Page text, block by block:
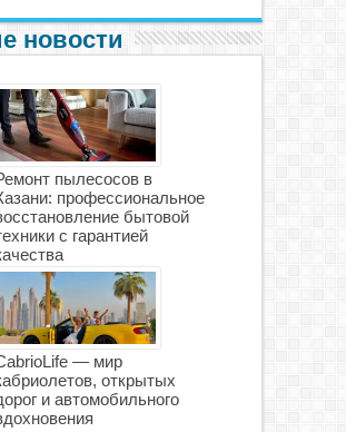
новости
пылесосов в
профессиональное
бытовой
с гарантией
— мир
открытых
и автомобильного